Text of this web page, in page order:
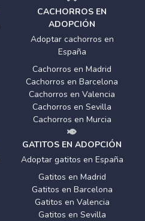
CACHORROS EN
ADOPCIÓN
Adoptar cachorros en
España
Cachorros en Madrid
Cachorros en Barcelona
Cachorros en Valencia
Cachorros en Sevilla
Cachorros en Murcia
GATITOS EN ADOPCIÓN
Adoptar gatitos en España
Gatitos en Madrid
Gatitos en Barcelona
Gatitos en Valencia
Gatitos en Sevilla